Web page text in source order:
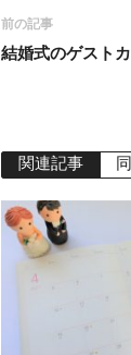
前の記事
結婚式のゲスト
関連記事